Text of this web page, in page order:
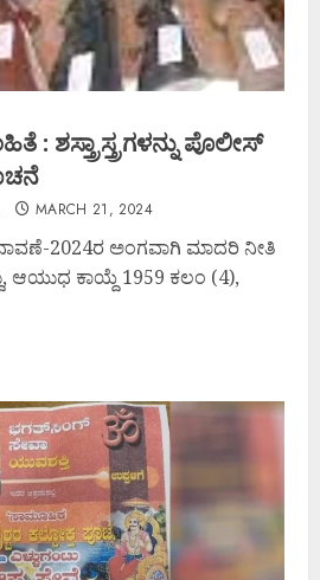
: ಶಸ್ತ್ರಾಸ್ತ್ರಗಳನ್ನು ಪೊಲೀಸ್
MARCH 21, 2024
2024ರ ಅಂಗವಾಗಿ ಮಾದರಿ ನೀತಿ
ಆಯುಧ ಕಾಯ್ದೆ 1959 ಕಲಂ (4),